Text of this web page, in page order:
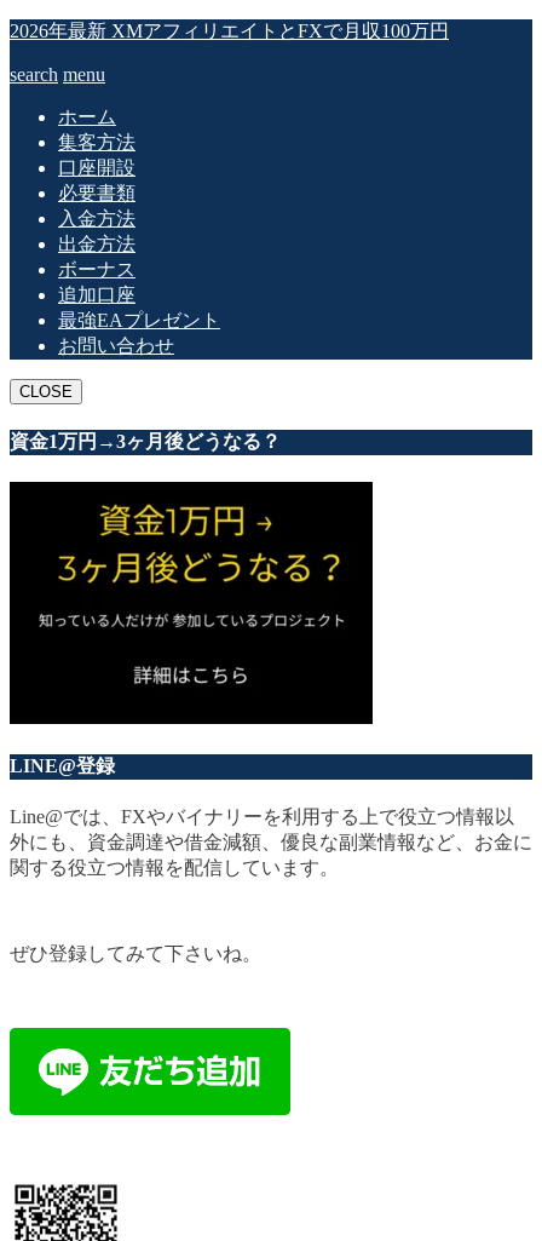
2026年最新 XMアフィリエイトとFXで月収100万円
search menu
ホーム
集客方法
口座開設
必要書類
入金方法
出金方法
ボーナス
追加口座
最強EAプレゼント
お問い合わせ
CLOSE
資金1万円→3ヶ月後どうなる？
LINE@登録
Line@では、FXやバイナリーを利用する上で役立つ情報以
外にも、資金調達や借金減額、優良な副業情報など、お金に
関する役立つ情報を配信しています。
ぜひ登録してみて下さいね。